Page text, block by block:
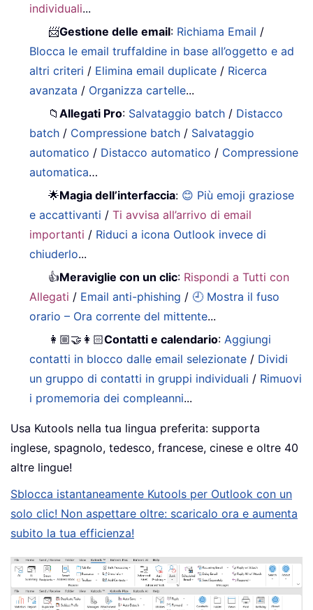
individuali...
📨Gestione delle email: Richiama Email /
Blocca le email truffaldine in base all’oggetto e ad
altri criteri / Elimina email duplicate / Ricerca
avanzata / Organizza cartelle...
📁Allegati Pro: Salvataggio batch / Distacco
batch / Compressione batch / Salvataggio
automatico / Distacco automatico / Compressione
automatica…
🌟Magia dell’interfaccia: 😊 Più emoji graziose
e accattivanti /Ti avvisa all’arrivo di email
importanti / Riduci a icona Outlook invece di
chiuderlo...
👍Meraviglie con un clic: Rispondi a Tutti con
Allegati / Email anti-phishing / 🕘 Mostra il fuso
orario – Ora corrente del mittente...
👩🏼‍🤝‍👩🏻Contatti e calendario: Aggiungi
contatti in blocco dalle email selezionate / Dividi
un gruppo di contatti in gruppi individuali / Rimuovi
i promemoria dei compleanni...
Usa Kutools nella tua lingua preferita: supporta
inglese, spagnolo, tedesco, francese, cinese e oltre 40
altre lingue!
Sblocca istantaneamente Kutools per Outlook con un
solo clic! Non aspettare oltre: scaricalo ora e aumenta
subito la tua efficienza!